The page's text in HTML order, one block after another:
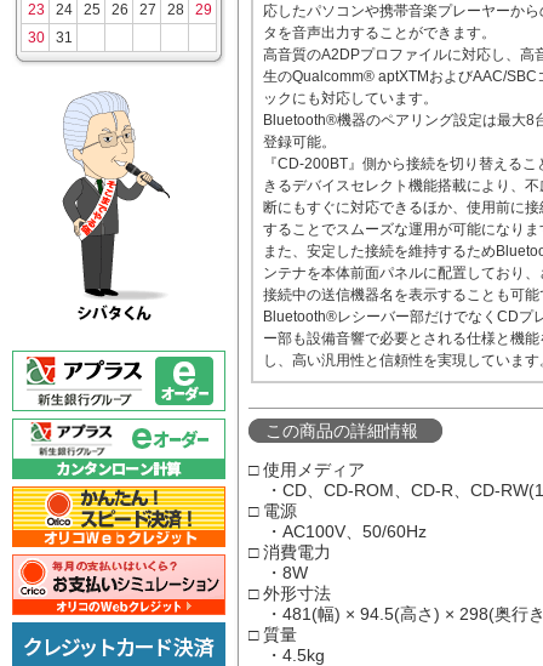
23
24 25 26 27 28
29
30
31
応したパソコンや携帯音楽プレーヤーから
タを音声出力することができます。
高音質のA2DPプロファイルに対応し、高
生のQualcomm® aptXTMおよびAAC/SBC
ックにも対応しています。
Bluetooth®機器のペアリング設定は最大8
登録可能。
『CD-200BT』側から接続を切り替えるこ
きるデバイスセレクト機能搭載により、不
断にもすぐに対応できるほか、使用前に接
することでスムーズな運用が可能になりま
また、安定した接続を維持するため
ンテナを本体前面パネルに配置しており、
接続中の送信機器名を表示することも可能
Bluetooth®レシーバー部だけでなくCDプ
ー部も設備音響で必要とされる仕様と機能
し、高い汎用性と信頼性を実現しています
この商品の詳細情報
□ 使用メディア
・CD、CD-ROM、CD-R、CD-
□ 電源
・AC100V、50/60Hz
□ 消費電力
・8W
□ 外形寸法
・481(幅) × 94.5(高さ) × 298(奥行
□ 質量
・4.5kg